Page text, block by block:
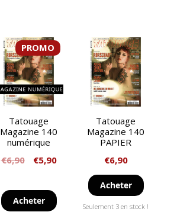
PROMO
Tatouage
Magazine 140
numérique
€6,90 €5,90
Acheter
Tatouage
Magazine 140
PAPIER
€6,90
Acheter
Seulement 3 en stock !